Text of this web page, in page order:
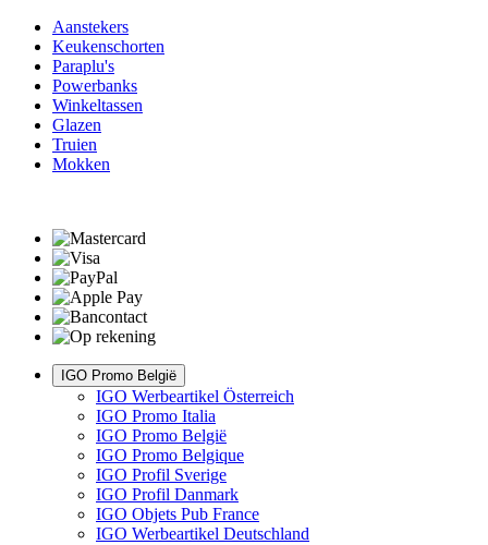
Aanstekers
Keukenschorten
Paraplu's
Powerbanks
Winkeltassen
Glazen
Truien
Mokken
IGO Promo België
IGO Werbeartikel Österreich
IGO Promo Italia
IGO Promo België
IGO Promo Belgique
IGO Profil Sverige
IGO Profil Danmark
IGO Objets Pub France
IGO Werbeartikel Deutschland